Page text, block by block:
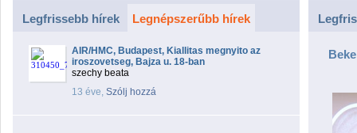
Legfrissebb hírek Legnépszerűbb hírek
AIR/HMC, Budapest, Kiallitas megnyito az
iroszovetseg, Bajza u. 18-ban
szechy beata
13 éve, Szólj hozzá